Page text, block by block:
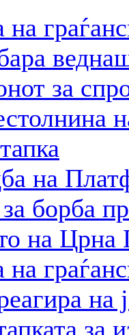
за
на
борба
на Црна
за